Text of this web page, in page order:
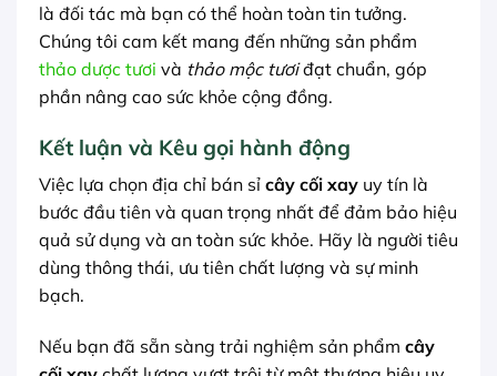
là đối tác mà bạn có thể hoàn toàn tin tưởng.
Chúng tôi cam kết mang đến những sản phẩm
thảo dược tươi và thảo mộc tươiđạt chuẩn, góp
phần nâng cao sức khỏe cộng đồng.
Kết luận và Kêu gọi hành động
Việc lựa chọn địa chỉ bán sỉ cây cối xay uy tín là
bước đầu tiên và quan trọng nhất để đảm bảo hiệu
quả sử dụng và an toàn sức khỏe. Hãy là người tiêu
dùng thông thái, ưu tiên chất lượng và sự minh
bạch.
Nếu bạn đã sẵn sàng trải nghiệm sản phẩm cây